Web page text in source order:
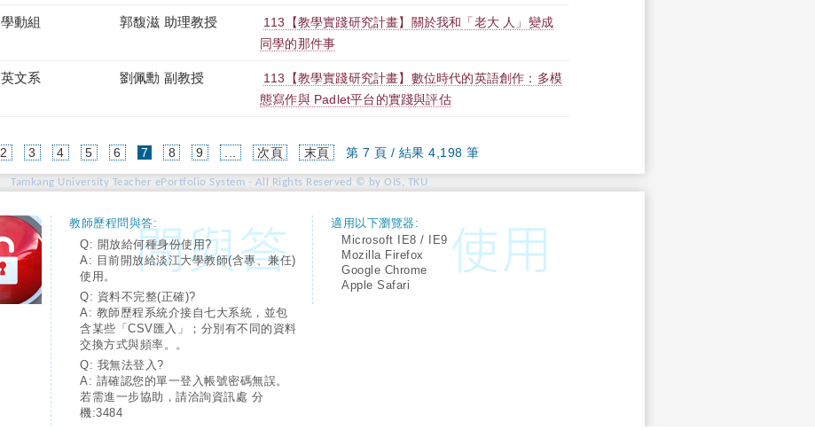
學動組 郭馥滋 助理教授
113【教學實踐研究計畫】關於我和「老大 人」變成
同學的那件事
英文系 劉佩勳 副教授
113【教學實踐研究計畫】數位時代的英語創作：多模
態寫作與 Padlet平台的實踐與評估
2 3 4 5 6 7 (current)
8 9 次頁 末頁 第 7 頁 / 結果 4,198 筆
Tamkang University Teacher ePortfolio System - All Rights Reserved © by OIS, TKU
教師歷程問與答:
Q: 開放給何種身份使用?
A: 目前開放給淡江大學教師(含專、兼任)
使用。
Q: 資料不完整(正確)?
A: 教師歷程系統介接自七大系統，並包
含某些「CSV匯入」；分別有不同的資料
交換方式與頻率。。
Q: 我無法登入?
A: 請確認您的單一登入帳號密碼無誤。
若需進一步協助，請洽詢資訊處 分
機:3484
適用以下瀏覽器:
Microsoft IE8 / IE9
Mozilla Firefox
Google Chrome
Apple Safari